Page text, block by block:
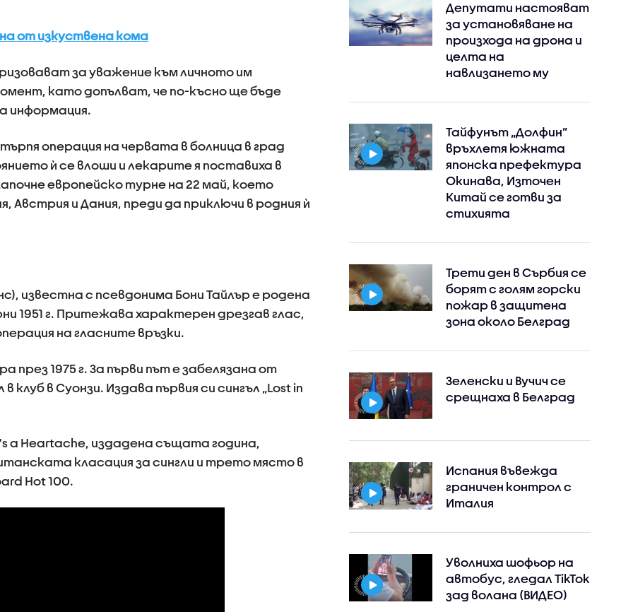
от изкуствена кома
за уважение към личното им
като допълват, че по-късно ще бъде
информация.
операция на червата в болница в град
ѝ се влоши и лекарите я поставиха в
европейско турне на 22 май, което
Австрия и Дания, преди да приключи в родния ѝ
известна с псевдонима Бони Тайлър е родена
1951 г. Притежава характерен дрезгав глас,
на гласните връзки.
през 1975 г. За първи път е забелязана от
в Суонзи. Издава първия си сингъл „Lost in
a Heartache, издадена същата година,
класация за сингли и трето място в
Hot 100.
Депутати настояват
за установяване на
произхода на дрона и
целта на
навлизането му
Тайфунът „Долфин”
връхлетя южната
японска префектура
Окинава, Източен
Китай се готви за
стихията
Трети ден в Сърбия се
борят с голям горски
пожар в защитена
зона около Белград
Зеленски и Вучич се
срещнаха в Белград
Испания въвежда
граничен контрол с
Италия
Уволниха шофьор на
автобус, гледал TikTok
зад волана (ВИДЕО)